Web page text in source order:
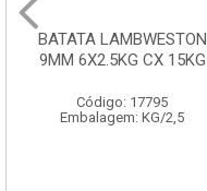
BATATA LAMBWESTON
9MM 6X2.5KG CX 15KG
Código: 17795
Embalagem: KG/2,5